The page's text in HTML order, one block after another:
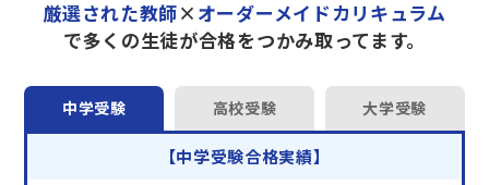
トライで一緒に“自己最高得点”を目指しません
か？
オンラインでの学習面談も承っております。
学習相談のお申し込みはこちら
厳選された教師× オーダーメイドカリキュラム
で多くの生徒が合格をつかみ取ってます。
中学受験 高校受験 大学受験
【中学受験合格実績】